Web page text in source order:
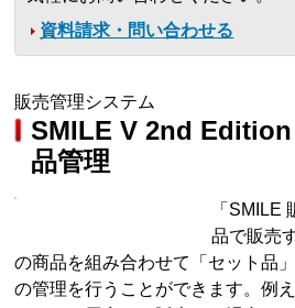
資料請求・問い合わせる
販売管理システム
SMILE V 2nd
品管理
「SMILE
品で販売
の商品を組み合わせて「セット品
の管理を行うことができます。例